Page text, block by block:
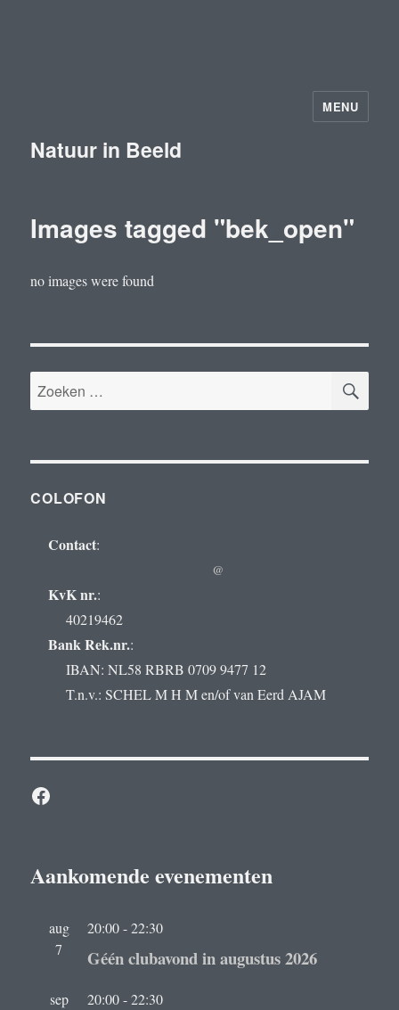
Natuur in Beeld
MENU
Images tagged "bek_open"
no images were found
Zoeken
naar:
COLOFON
Contact:
@
KvK nr.:
40219462
Bank Rek.nr.:
IBAN: NL58 RBRB 0709 9477 12
T.n.v.: SCHEL M H M en/of van Eerd AJAM
Facebook
Aankomende evenementen
aug
7
20:00-22:30
Géén clubavond in augustus 2026
sep
20:00-22:30